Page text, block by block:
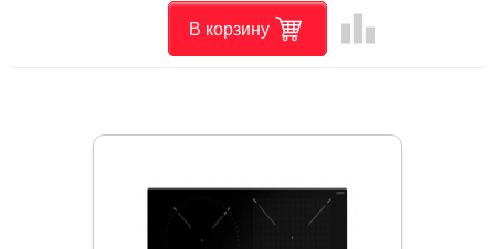
В корзину leaderboard